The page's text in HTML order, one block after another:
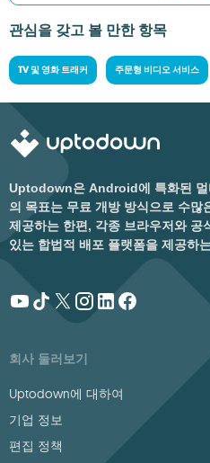
관심을 갖고 볼 만한 항목
TV 및 영화 트래커 주문형 비디오 서비스
Uptodown은 Android에 특화된 멀
의 목표는 무료 개방 방식으로 수많
제공하는 한편, 각종 브라우저와 공
있는 합법적 배포 플랫폼을 제공하
회사 둘러보기
Uptodown에 대하여
기업 정보
편집 정책